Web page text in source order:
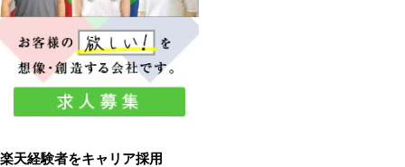
楽天経験者をキャリア採用